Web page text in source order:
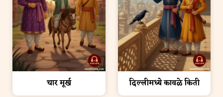
चार मूर्ख दिल्लीमध्ये कावळे किती